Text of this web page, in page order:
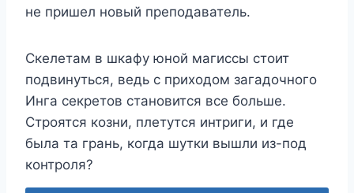
не пришел новый преподаватель.
Скелетам в шкафу юной магиссы стоит
подвинуться, ведь с приходом загадочного
Инга секретов становится все больше.
Строятся козни, плетутся интриги, и где
была та грань, когда шутки вышли из-под
контроля?